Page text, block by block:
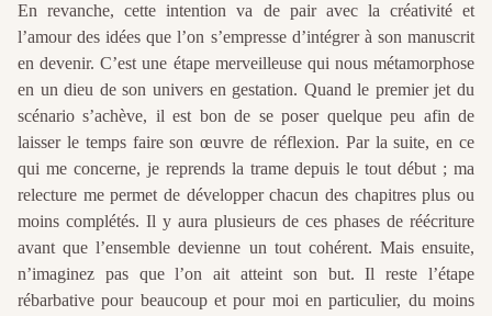
En revanche, cette intention va de pair avec la créativité et
l’amour des idées que l’on s’empresse d’intégrer à son manuscrit
en devenir. C’est une étape merveilleuse qui nous métamorphose
en un dieu de son univers en gestation. Quand le premier jet du
scénario s’achève, il est bon de se poser quelque peu afin de
laisser le temps faire son œuvre de réflexion. Par la suite, en ce
qui me concerne, je reprends la trame depuis le tout début ; ma
relecture me permet de développer chacun des chapitres plus ou
moins complétés. Il y aura plusieurs de ces phases de réécriture
avant que l’ensemble devienne un tout cohérent. Mais ensuite,
n’imaginez pas que l’on ait atteint son but. Il reste l’étape
rébarbative pour beaucoup et pour moi en particulier, du moins